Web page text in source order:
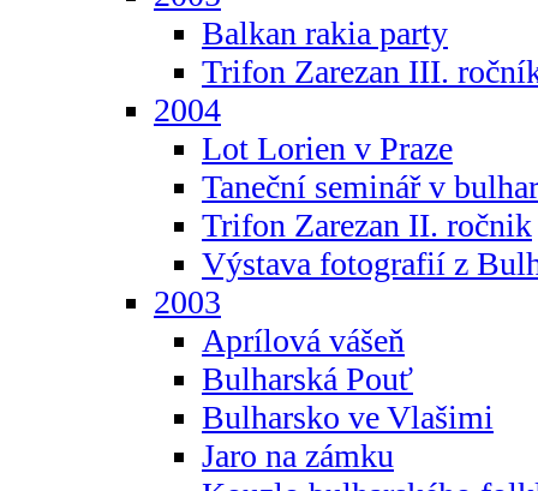
Balkan rakia party
Trifon Zarezan III.
2004
Lot Lorien v Praze
Taneční seminář v
Trifon Zarezan II. ročnik
Výstava fotografií z
2003
Aprílová vášeň
Bulharská Pouť
Bulharsko ve Vlašimi
Jaro na zámku